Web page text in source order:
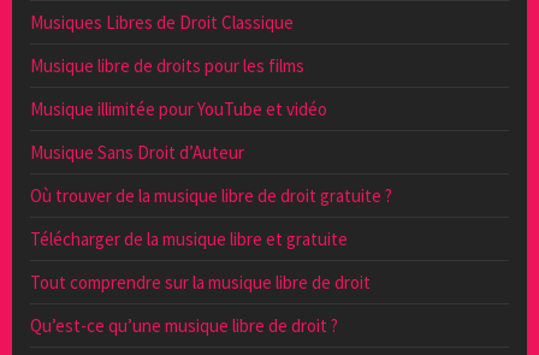
Musiques Libres de Droit Classique
Musique libre de droits pour les films
Musique illimitée pour YouTube et vidéo
Musique Sans Droit d’Auteur
Où trouver de la musique libre de droit gratuite ?
Télécharger de la musique libre et gratuite
Tout comprendre sur la musique libre de droit
Qu’est-ce qu’une musique libre de droit ?